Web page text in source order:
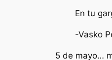
En tu
-Vasko
5 de mayo…